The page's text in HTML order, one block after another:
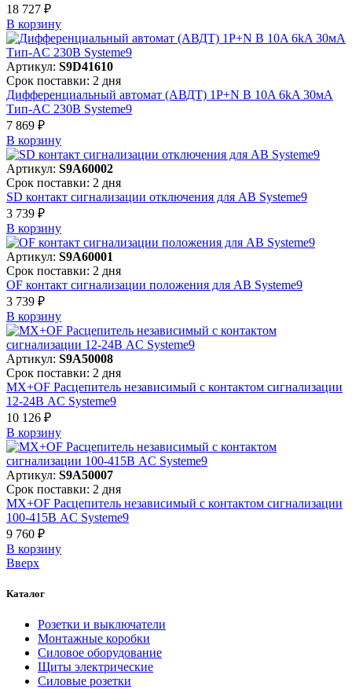
18 727 ₽
В корзинy
Артикул: S9D41610
Срок поставки: 2 дня
Дифференциальный автомат (АВДТ) 1P+N B 10A 6kA 30мА
Тип-AC 230В Systeme9
7 869 ₽
В корзинy
Артикул: S9A60002
Срок поставки: 2 дня
SD контакт сигнализации отключения для АВ Systeme9
3 739 ₽
В корзинy
Артикул: S9A60001
Срок поставки: 2 дня
OF контакт сигнализации положения для АВ Systeme9
3 739 ₽
В корзинy
Артикул: S9A50008
Срок поставки: 2 дня
MX+OF Расцепитель независимый с контактом сигнализации
12-24В AC Systeme9
10 126 ₽
В корзинy
Артикул: S9A50007
Срок поставки: 2 дня
MX+OF Расцепитель независимый с контактом сигнализации
100-415В AC Systeme9
9 760 ₽
В корзинy
Вверх
Каталог
Розетки и выключатели
Монтажные коробки
Силовое оборудование
Щиты электрические
Силовые розетки